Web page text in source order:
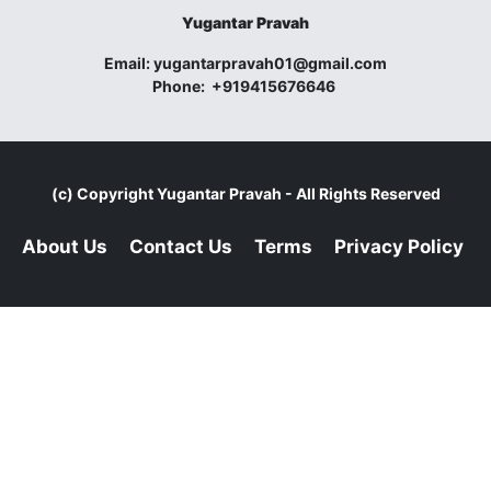
Yugantar Pravah
Email:yugantarpravah01@gmail.com
Phone: +919415676646
(c) CopyrightYugantar Pravah - All Rights Reserved
About Us Contact Us Terms Privacy Policy